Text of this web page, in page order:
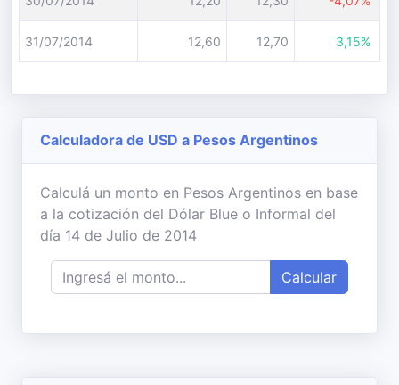
31/07/2014 12,60 12,70 3,15%
Calculadora de USD a Pesos Argentinos
Calculá un monto en Pesos Argentinos en base
a la cotización del Dólar Blue o Informal del
día 14 de Julio de 2014
Calcular